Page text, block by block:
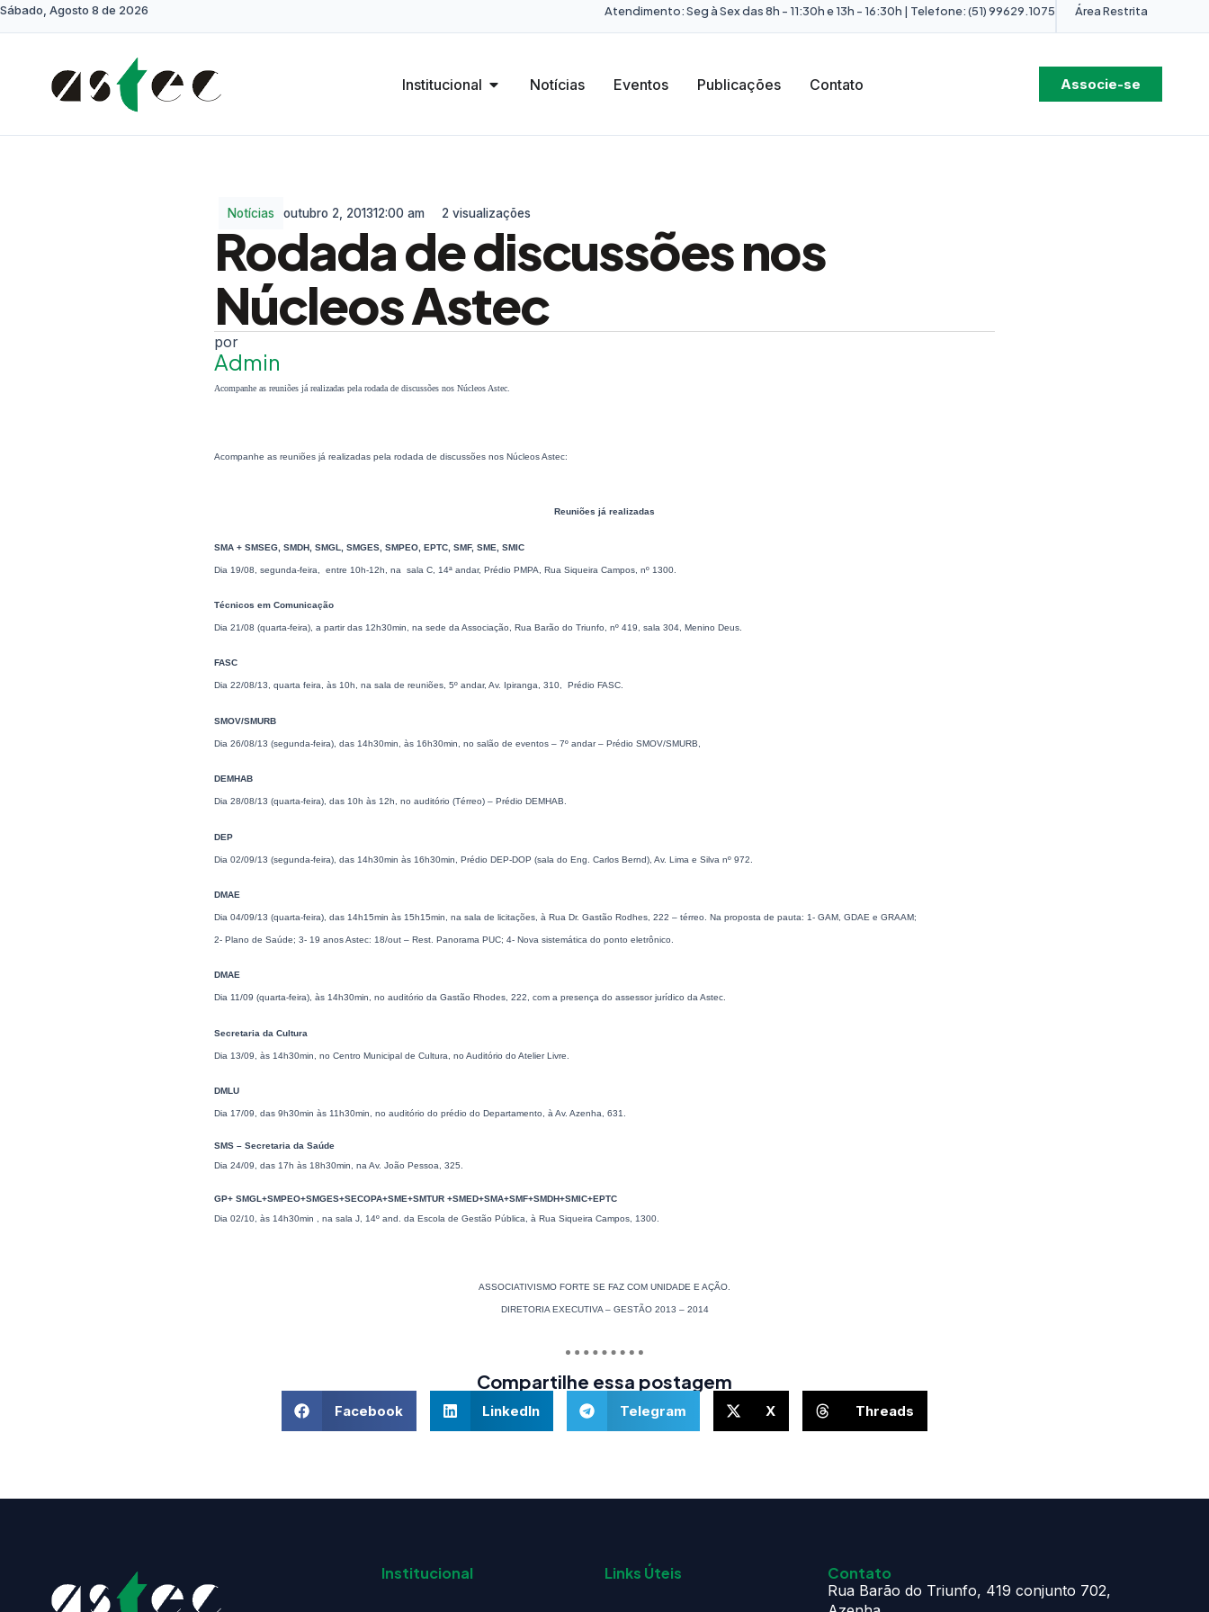
Sábado, Agosto 8 de 2026 Atendimento: Seg à Sex das 8h - 11:30h e 13h - 16:30h | Telefone: (51) 99629.1075 Área Restrita
Institucional Notícias Eventos Publicações Contato Associe-se
Notícias outubro 2, 201312:00 am 2 visualizações
Rodada de discussões nos
Núcleos Astec
Admin
Acompanhe as reuniões já realizadas pela rodada de discussões nos Núcleos Astec.
Acompanhe as reuniões já realizadas pela rodada de discussões nos Núcleos Astec:
Reuniões já realizadas
SMA + SMSEG, SMDH, SMGL, SMGES, SMPEO, EPTC, SMF, SME, SMIC
Dia 19/08, segunda-feira, entre 10h-12h, na sala C, 14ª andar, Prédio PMPA, Rua Siqueira Campos, nº 1300.
Técnicos em Comunicação
Dia 21/08 (quarta-feira), a partir das 12h30min, na sede da Associação, Rua Barão do Triunfo, nº 419, sala 304, Menino Deus.
FASC
Dia 22/08/13, quarta feira, às 10h, na sala de reuniões, 5º andar, Av. Ipiranga, 310, Prédio FASC.
SMOV/SMURB
Dia 26/08/13 (segunda-feira), das 14h30min, às 16h30min, no salão de eventos – 7º andar – Prédio SMOV/SMURB,
DEMHAB
Dia 28/08/13 (quarta-feira), das 10h às 12h, no auditório (Térreo) – Prédio DEMHAB.
DEP
Dia 02/09/13 (segunda-feira), das 14h30min às 16h30min, Prédio DEP-DOP (sala do Eng. Carlos Bernd), Av. Lima e Silva nº 972.
DMAE
Dia 04/09/13 (quarta-feira), das 14h15min às 15h15min, na sala de licitações, à Rua Dr. Gastão Rodhes, 222 – térreo. Na proposta de pauta: 1- GAM, GDAE e GRAAM;
2- Plano de Saúde; 3- 19 anos Astec: 18/out – Rest. Panorama PUC; 4- Nova sistemática do ponto eletrônico.
DMAE
Dia 11/09 (quarta-feira), às 14h30min, no auditório da Gastão Rhodes, 222, com a presença do assessor jurídico da Astec.
Secretaria da Cultura
Dia 13/09, às 14h30min, no Centro Municipal de Cultura, no Auditório do Atelier Livre.
DMLU
Dia 17/09, das 9h30min às 11h30min, no auditório do prédio do Departamento, à Av. Azenha, 631.
SMS – Secretaria da Saúde
Dia 24/09, das 17h às 18h30min, na Av. João Pessoa, 325.
GP+ SMGL+SMPEO+SMGES+SECOPA+SME+SMTUR +SMED+SMA+SMF+SMDH+SMIC+EPTC
Dia 02/10, às 14h30min , na sala J, 14º and. da Escola de Gestão Pública, à Rua Siqueira Campos, 1300.
ASSOCIATIVISMO FORTE SE FAZ COM UNIDADE E AÇÃO.
DIRETORIA EXECUTIVA – GESTÃO 2013 – 2014
Compartilhe essa postagem
Facebook LinkedIn Telegram X Threads
Institucional Links Úteis Contato
Rua Barão do Triunfo, 419 conjunto 702,